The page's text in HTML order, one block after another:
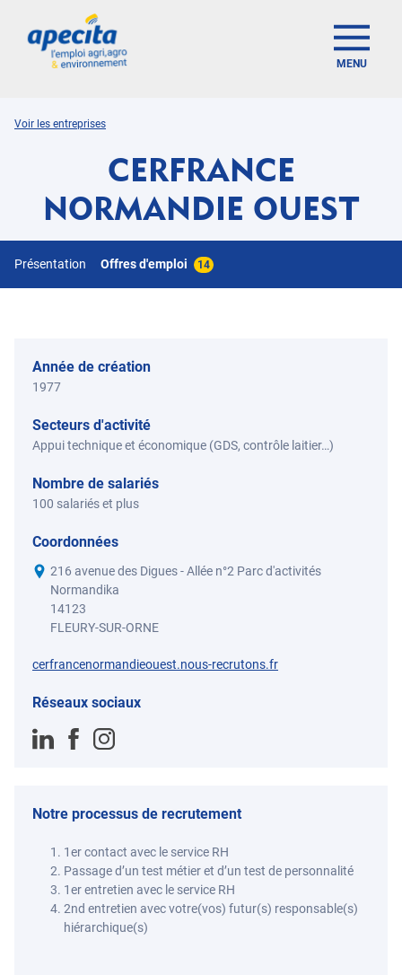
MENU
Voir les entreprises
CERFRANCE
NORMANDIE OUEST
Présentation Offres d'emploi 14
Année de création
1977
Secteurs d'activité
Appui technique et économique (GDS, contrôle laitier…)
Nombre de salariés
100 salariés et plus
Coordonnées
216 avenue des Digues - Allée n°2 Parc d'activités
Normandika
14123
FLEURY-SUR-ORNE
cerfrancenormandieouest.nous-recrutons.fr
Réseaux sociaux
Notre processus de recrutement
1er contact avec le service RH
Passage d’un test métier et d’un test de personnalité
1er entretien avec le service RH
2nd entretien avec votre(vos) futur(s) responsable(s)
hiérarchique(s)